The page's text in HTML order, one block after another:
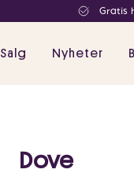
Gratis
Salg Nyheter
Dove